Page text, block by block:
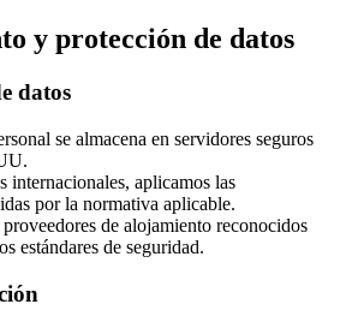
y protección de datos
datos
se almacena en servidores seguros
internacionales, aplicamos las
por la normativa aplicable.
de alojamiento reconocidos
estándares de seguridad.